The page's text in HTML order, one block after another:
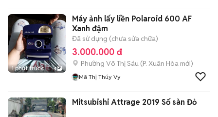
1 phút trước 4
Máy ảnh lấy liền Polaroid 600 AF
Xanh đậm
Đã sử dụng (chưa sửa chữa)
3.000.000 đ
Phường Võ Thị Sáu (P. Xuân Hòa mới)
Mã Thị Thúy Vy
Mitsubishi Attrage 2019 Số sàn Đỏ